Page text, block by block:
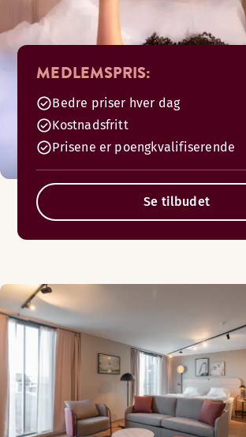
MEDLEMSPRIS:
Bedre priser hver dag
Kostnadsfritt
Prisene er poengkvalifiserende
Se tilbudet